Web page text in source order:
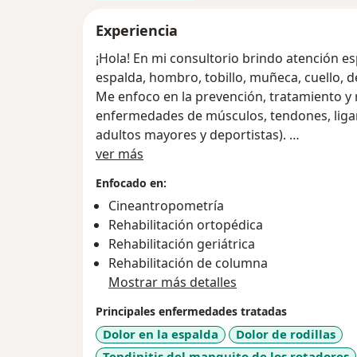
Experiencia
¡Hola! En mi consultorio brindo atención
espalda, hombro, tobillo, muñeca, cuello,
Me enfoco en la prevención, tratamiento
enfermedades de músculos, tendones,
adultos mayores y deportistas).
Ofrezco servicio de fisioterapia para
Realizo planes de ejercicio físico para
crónicas como la obesidad, hígado graso,
Estoy para ayudarte a recuperar y mejorar
Soy médico egresada de la Universidad
especialidad en Medicina del Deporte y
“Dr. José Eleuterio González” de la UANL
Nacional de Medicina del Deporte. Realicé
de Rehabilitación del Hospital Clínic en
de Tigres Femenil categoría sub-17 en el
ver más
Enfocado en:
Cineantropometría
Rehabilitación ortopédica
Rehabilitación geriátrica
Rehabilitación de columna
Mostrar más detalles
Principales enfermedades tratadas
Dolor en la espalda
Dolor de rodillas